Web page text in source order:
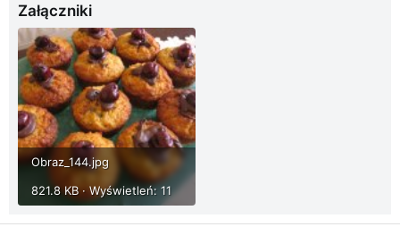
Załączniki
Obraz_144.jpg
821.8 KB · Wyświetleń: 11